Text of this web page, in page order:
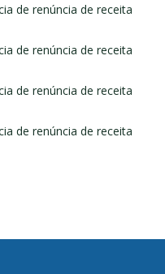
de renúncia de receita
de renúncia de receita
de renúncia de receita
de renúncia de receita